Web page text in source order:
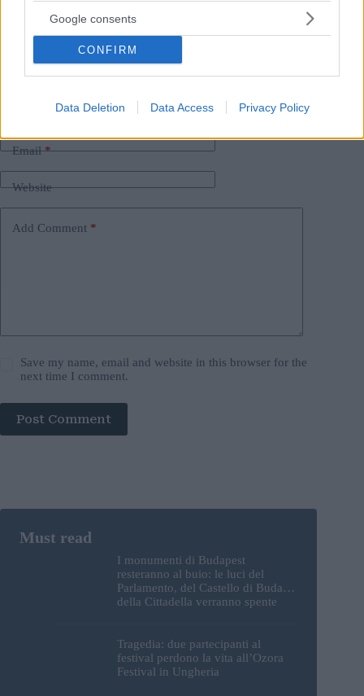
Google consents
CONFIRM
Data Deletion Data Access Privacy Policy
ministero degli Affari Esteri di Ungheria
svizzera #ucraina #ungheria
Email*
Website
Add Comment *
Save my name, email and website in this browser for the
next time I comment.
Post Comment
I monumenti di Budapest
resteranno al buio: le luci del
Parlamento, del Castello di Buda e
della Cittadella verranno spente
Tragedia: due partecipanti al
festival perdono la vita all’Ozora
Festival in Ungheria